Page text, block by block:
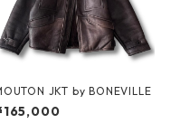
JKT by BONEVILLE